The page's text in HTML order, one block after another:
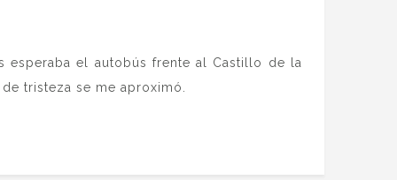
esperaba el autobús frente al Castillo de la
tristeza se me aproximó.